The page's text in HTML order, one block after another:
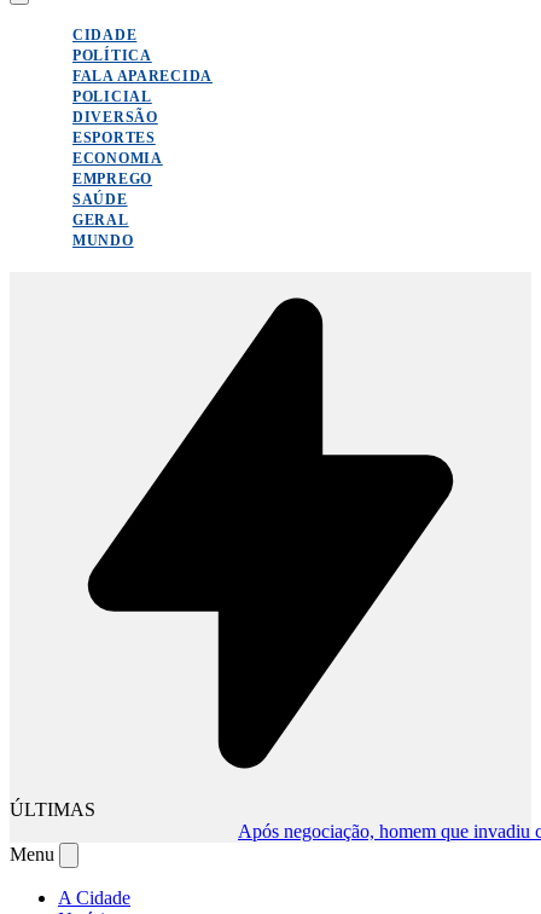
CIDADE
POLÍTICA
FALA APARECIDA
POLICIAL
DIVERSÃO
ESPORTES
ECONOMIA
EMPREGO
SAÚDE
GERAL
MUNDO
ÚLTIMAS
Após negociação, homem que invadiu
Menu
A Cidade